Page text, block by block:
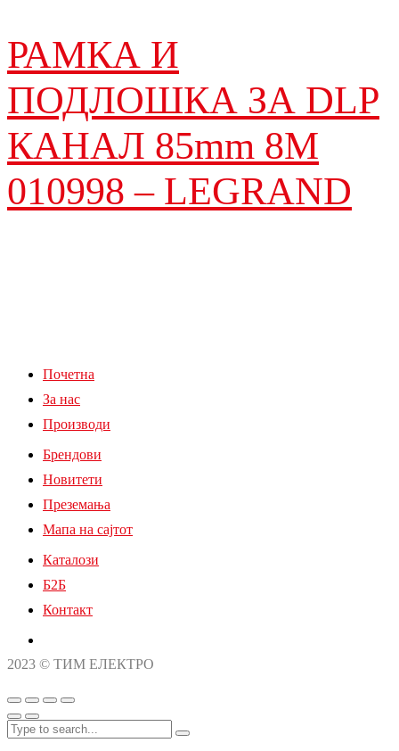
РАМКА И
ПОДЛОШКА ЗА DLP
КАНАЛ 85mm 8M
010998 – LEGRAND
Почетна
За нас
Производи
Брендови
Новитети
Преземања
Мапа на сајтот
Каталози
Б2Б
Контакт
2023 © ТИМ ЕЛЕКТРО